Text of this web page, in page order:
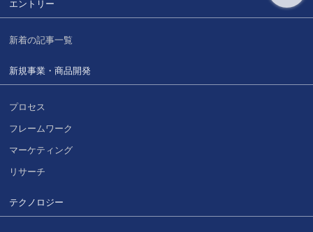
エントリー
新着の記事一覧
新規事業・商品開発
プロセス
フレームワーク
マーケティング
リサーチ
テクノロジー